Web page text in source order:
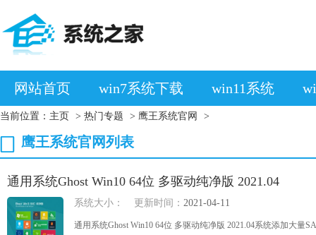
网站首页 win7系统下载 win11系统
当前位置： 主页 > 热门专题 > 鹰王系统官网 >
鹰王系统官网列表
通用系统Ghost Win10 64位 多驱动纯净版 2021.04
系统大小： 更新时间： 2021-04-11
通用系统Ghost Win10 64位 多驱动纯净版 2021.04系统添加大